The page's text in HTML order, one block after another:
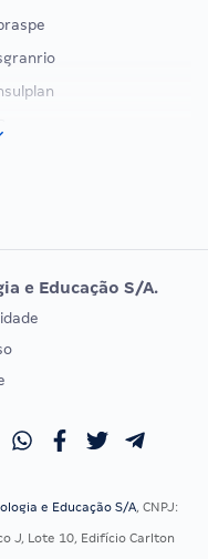
DE ORDEM
OAB
e Educação S/A.
e Educação S/A, CNPJ:
J, Lote 10, Edifício Carlton